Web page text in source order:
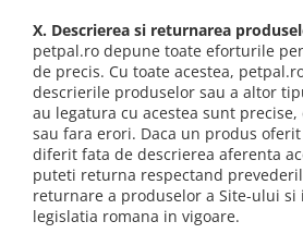
X. Descrierea si returnarea
petpal.ro depune toate eforturile
de precis. Cu toate acestea,
descrierile produselor sau a altor
au legatura cu acestea sunt
sau fara erori. Daca un produs
diferit fata de descrierea aferenta
puteti returna respectand
returnare a produselor a Site-ului si
legislatia romana in vigoare.